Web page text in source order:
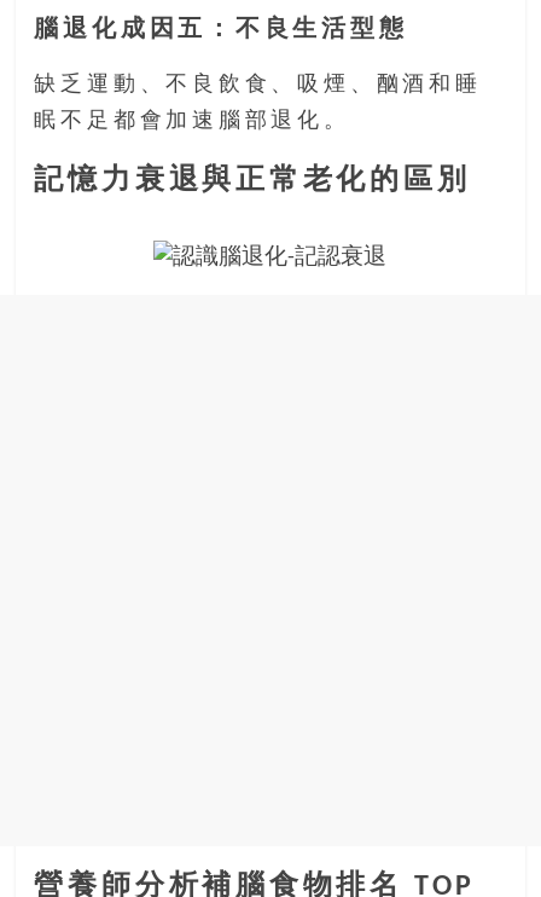
腦退化成因五：不良生活型態
缺乏運動、不良飲食、吸煙、酗酒和睡
眠不足都會加速腦部退化。
記憶力衰退與正常老化的區別
營養師分析補腦食物排名 TOP